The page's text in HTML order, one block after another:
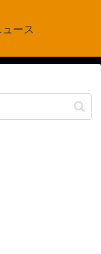
ース